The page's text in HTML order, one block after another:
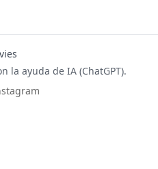
la ayuda de IA (ChatGPT).